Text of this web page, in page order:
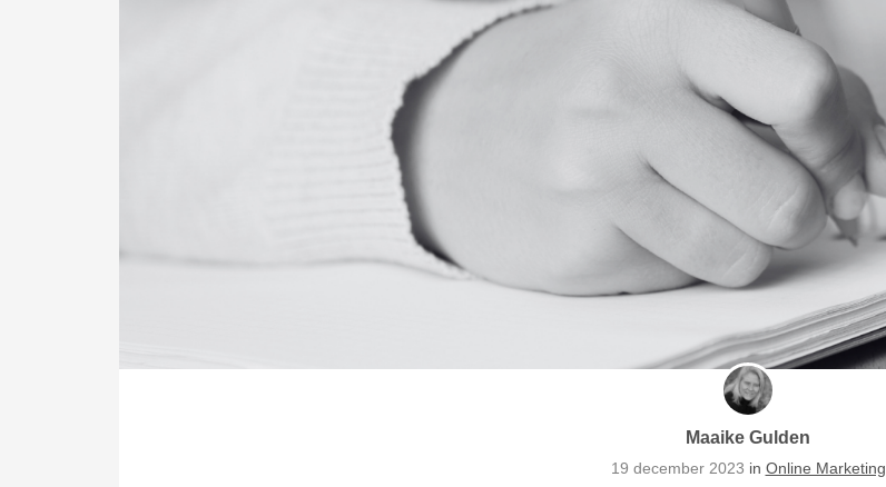
Maaike Gulden
19 december 2023 in Online Marketing